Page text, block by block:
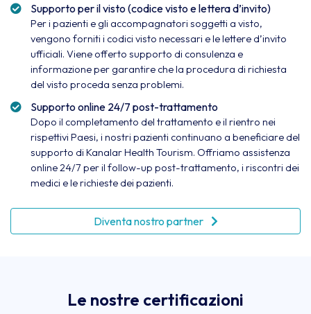
Supporto per il visto (codice visto e lettera d’invito)
Per i pazienti e gli accompagnatori soggetti a visto,
vengono forniti i codici visto necessari e le lettere d’invito
ufficiali. Viene offerto supporto di consulenza e
informazione per garantire che la procedura di richiesta
del visto proceda senza problemi.
Supporto online 24/7 post-trattamento
Dopo il completamento del trattamento e il rientro nei
rispettivi Paesi, i nostri pazienti continuano a beneficiare del
supporto di Kanalar Health Tourism. Offriamo assistenza
online 24/7 per il follow-up post-trattamento, i riscontri dei
medici e le richieste dei pazienti.
Diventa nostro partner
Le nostre certificazioni